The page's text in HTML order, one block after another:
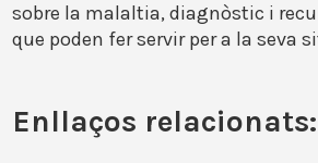
sobre la malaltia, diagnòstic i
que poden fer servir per a la seva
Enllaços relacionats: